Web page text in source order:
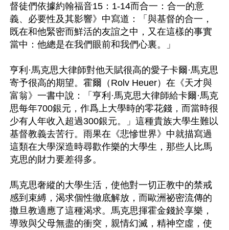
督徒們依據約翰福音15：1-14而合一：合一的意
義、必要性及其影響》中寫道：「與基督的合一，
既在和他緊密而鮮活的友誼之中，又在這樣的事實
當中：他總是在我們眼前和我們心裏。」
亨利·馬克思大律師對他天賦很高的愛子卡爾·馬克思
寄予很高的期望。霍爾（Rolv Heuer）在《天才與
富翁》一書中說：「亨利·馬克思大律師給卡爾·馬克
思每年700銀元，作爲上大學時的零花錢，而當時很
少有人年收入超過300銀元。」這種貴族大學生難以
基督教義去苦行。雨果在《悲慘世界》中就描寫過
這類在大學深造時尋歡作樂的大學生，那些人比馬
克思的財力要差得多。
馬克思奢縱的大學生活，使他對一切正教中的禁戒
感到束縛，渴求個性徹底解放，而歐洲祕密流傳的
撒旦教適應了這種渴求。馬克思揮霍金錢於享樂，
導致與父母無盡的衝突，親情幻滅，精神空虛，使